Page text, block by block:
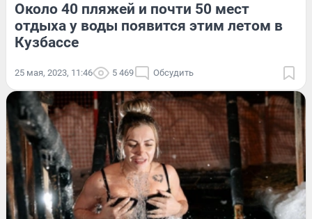
Около 40 пляжей и почти 50 мест
отдыха у воды появится этим летом в
Кузбассе
25 мая, 2023, 11:46 5 469 Обсудить